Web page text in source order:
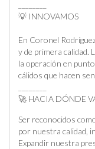
💡 INNOVAMOS
En Coronel
y de primera calidad.
la operación en
cálidos que hacen
🚀 HACIA DÓNDE
Ser reconocidos
por nuestra calidad,
Expandir nuestra